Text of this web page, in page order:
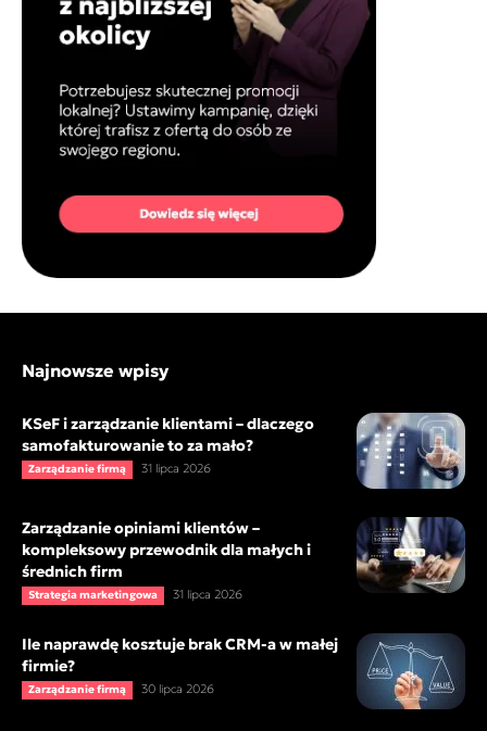
Najnowsze wpisy
KSeF i zarządzanie klientami – dlaczego
samofakturowanie to za mało?
Zarządzanie firmą 31 lipca 2026
Zarządzanie opiniami klientów –
kompleksowy przewodnik dla małych i
średnich firm
Strategia marketingowa 31 lipca 2026
Ile naprawdę kosztuje brak CRM-a w małej
firmie?
Zarządzanie firmą 30 lipca 2026